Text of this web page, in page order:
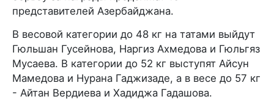
представителей Азербайджана.
В весовой категории до 48 кг на татами выйдут
Гюльшан Гусейнова, Наргиз Ахмедова и Гюльгяз
Мусаева. В категории до 52 кг выступят Айсун
Мамедова и Нурана Гаджизаде, а в весе до 57 кг
- Айтан Вердиева и Хадиджа Гадашова.